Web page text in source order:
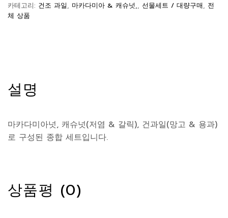
카테고리: 건조 과일, 마카다미아 & 캐슈넛,, 선물세트 / 대량구매, 전
체 상품
설명
마카다미아넛, 캐슈넛(저염 & 갈릭), 건과일(망고 & 용과)
로 구성된 종합 세트입니다.
상품평 (0)